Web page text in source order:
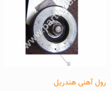
رول آهنی هندریل